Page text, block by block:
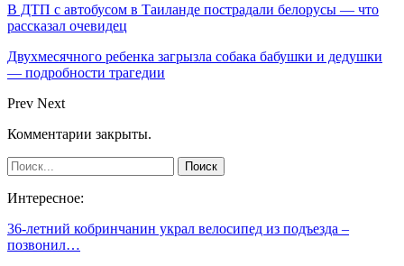
В ДТП с автобусом в Таиланде пострадали белорусы — что
рассказал очевидец
Двухмесячного ребенка загрызла собака бабушки и дедушки
— подробности трагедии
Prev Next
Комментарии закрыты.
Интересное:
36-летний кобринчанин украл велосипед из подъезда –
позвонил…